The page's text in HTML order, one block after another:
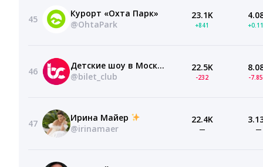
45
Курорт «Охта Парк»
@OhtaPark
23.1K
+841
46
Детские шоу в Москве | bilet.club
@bilet_club
22.5K
-232 -
47
Ирина Майер
@irinamaer
22.4K
— —